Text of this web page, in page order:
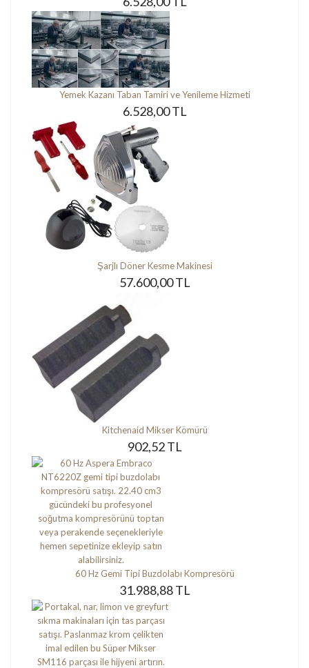
Yemek Kazanı Taban Tamiri ve Yenileme Hizmeti
6.528,00 TL
Şarjlı Döner Kesme Makinesi
57.600,00 TL
Kitchenaid Mikser Kömürü
902,52 TL
60 Hz Gemi Tipi Buzdolabı Kompresörü
31.988,88 TL